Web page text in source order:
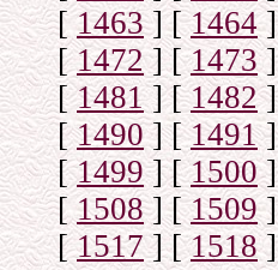
[1463] [1464]
[1472] [1473]
[1481] [1482]
[1490] [1491]
[1499] [1500]
[1508] [1509]
[1517] [1518]